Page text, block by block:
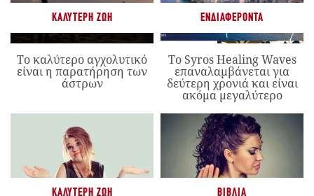
ΚΑΛΎΤΕΡΗ ΖΩΉ
Το καλύτερο αγχολυτικό
είναι η παρατήρηση των
άστρων
ΕΝΔΙΑΦΈΡΟΝΤΑ
Το Syros Healing Waves
επαναλαμβάνεται για
δεύτερη χρονιά και είναι
ακόμα μεγαλύτερο
ΚΑΛΎΤΕΡΗ ΖΩΉ ΒΙΒΛΊΑ